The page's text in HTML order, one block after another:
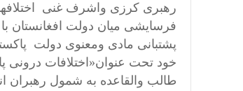
رهبری کرزی واشرف غنی
پشتبانی مادی ومعنوی دولت
خود تحت عنوان«اختلافات درونی
طالب والقاعده به شمول رهبران